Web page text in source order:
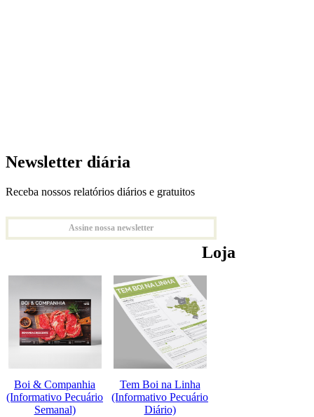
Newsletter diária
Receba nossos relatórios diários e gratuitos
Assine nossa newsletter
Loja
Boi & Companhia
(Informativo Pecuário
Semanal)
Tem Boi na Linha
(Informativo Pecuário
Diário)